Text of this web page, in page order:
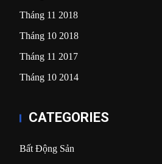
Tháng 11 2018
Tháng 10 2018
Tháng 11 2017
Tháng 10 2014
CATEGORIES
Bất Động Sản